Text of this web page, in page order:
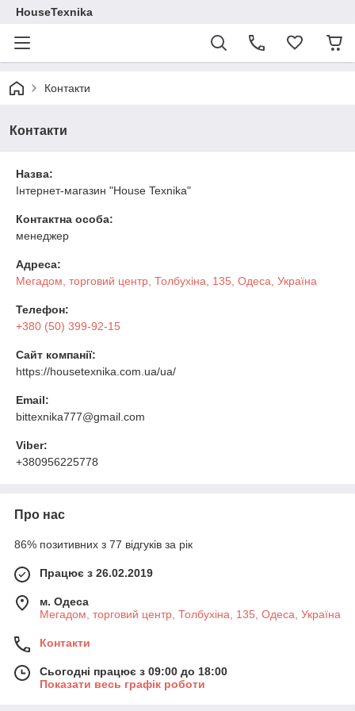
HouseTexnika
Контакти
Контакти
Назва:
Інтернет-магазин "House Texnika"
Контактна особа:
менеджер
Адреса:
Мегадом, торговий центр, Толбухіна, 135, Одеса, Україна
Телефон:
+380 (50) 399-92-15
Сайт компанії:
https://housetexnika.com.ua/ua/
Email:
bittexnika777@gmail.com
Viber:
+380956225778
Про нас
86% позитивних з 77 відгуків за рік
Працює з 26.02.2019
м. Одеса
Мегадом, торговий центр, Толбухіна, 135, Одеса, Україна
Контакти
Сьогодні працює з 09:00 до 18:00
Показати весь графік роботи